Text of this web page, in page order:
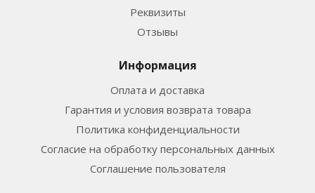
Реквизиты
Отзывы
Информация
Оплата и доставка
Гарантия и условия возврата товара
Политика конфиденциальности
Согласие на обработку персональных данных
Соглашение пользователя